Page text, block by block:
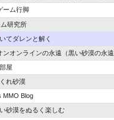
ーム行脚
研究所
てダレンと解く
ンオンラインの永遠（黒い砂漠の永遠
屋
れ砂漠
MMO Blog
砂漠をぬるく楽しむ